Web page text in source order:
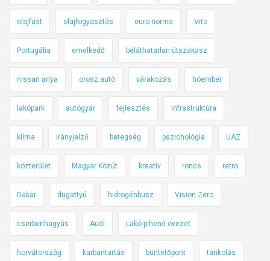
olajfüst olajfogyasztás euro-norma Vito
Portugália emelkedő beláthatatlan útszakasz
nissan ariya orosz autó várakozás hóember
lakópark autógyár fejlesztés infrastruktúra
klíma irányjelző betegség pszichológia UAZ
közterület Magyar Közút kreatív roncs retro
Dakar dugattyú hidrogénbusz Vision Zero
cserbenhagyás Audi Lakó-pihenő övezet
horvátország karbantartás büntetőpont tankolás